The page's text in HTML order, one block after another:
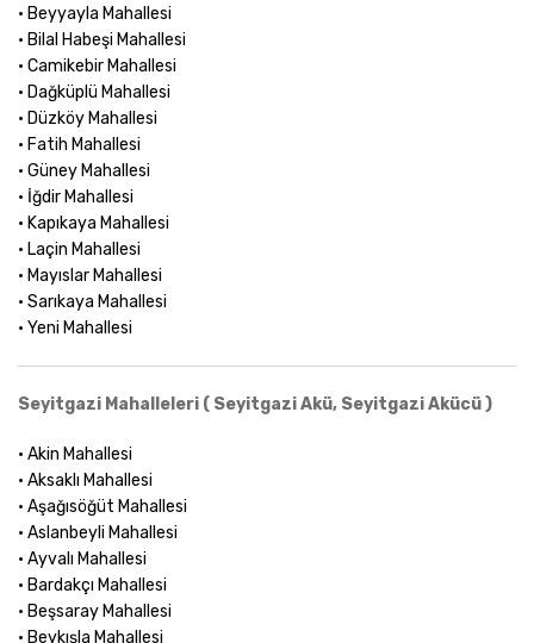
• Beyyayla Mahallesi
• Bilal Habeşi Mahallesi
• Camikebir Mahallesi
• Dağküplü Mahallesi
• Düzköy Mahallesi
• Fatih Mahallesi
• Güney Mahallesi
• İğdir Mahallesi
• Kapıkaya Mahallesi
• Laçin Mahallesi
• Mayıslar Mahallesi
• Sarıkaya Mahallesi
• Yeni Mahallesi
Seyitgazi Mahalleleri ( Seyitgazi Akü, Seyitgazi Akücü )
• Akin Mahallesi
• Aksaklı Mahallesi
• Aşağısöğüt Mahallesi
• Aslanbeyli Mahallesi
• Ayvalı Mahallesi
• Bardakçı Mahallesi
• Beşsaray Mahallesi
• Beykışla Mahallesi